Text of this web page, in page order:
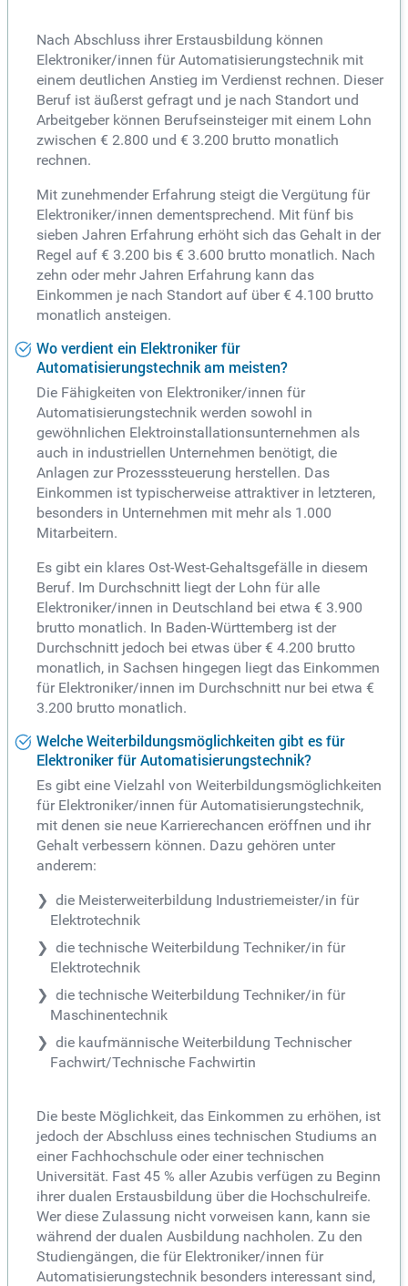
Nach Abschluss ihrer Erstausbildung können
Elektroniker/innen für Automatisierungstechnik mit
einem deutlichen Anstieg im Verdienst rechnen. Dieser
Beruf ist äußerst gefragt und je nach Standort und
Arbeitgeber können Berufseinsteiger mit einem Lohn
zwischen € 2.800 und € 3.200 brutto monatlich
rechnen.
Mit zunehmender Erfahrung steigt die Vergütung für
Elektroniker/innen dementsprechend. Mit fünf bis
sieben Jahren Erfahrung erhöht sich das Gehalt in der
Regel auf € 3.200 bis € 3.600 brutto monatlich. Nach
zehn oder mehr Jahren Erfahrung kann das
Einkommen je nach Standort auf über € 4.100 brutto
monatlich ansteigen.
Wo verdient ein Elektroniker für
Automatisierungstechnik am meisten?
Die Fähigkeiten von Elektroniker/innen für
Automatisierungstechnik werden sowohl in
gewöhnlichen Elektroinstallationsunternehmen als
auch in industriellen Unternehmen benötigt, die
Anlagen zur Prozesssteuerung herstellen. Das
Einkommen ist typischerweise attraktiver in letzteren,
besonders in Unternehmen mit mehr als 1.000
Mitarbeitern.
Es gibt ein klares Ost-West-Gehaltsgefälle in diesem
Beruf. Im Durchschnitt liegt der Lohn für alle
Elektroniker/innen in Deutschland bei etwa € 3.900
brutto monatlich. In Baden-Württemberg ist der
Durchschnitt jedoch bei etwas über € 4.200 brutto
monatlich, in Sachsen hingegen liegt das Einkommen
für Elektroniker/innen im Durchschnitt nur bei etwa €
3.200 brutto monatlich.
Welche Weiterbildungsmöglichkeiten gibt es für
Elektroniker für Automatisierungstechnik?
Es gibt eine Vielzahl von Weiterbildungsmöglichkeiten
für Elektroniker/innen für Automatisierungstechnik,
mit denen sie neue Karrierechancen eröffnen und ihr
Gehalt verbessern können. Dazu gehören unter
anderem:
die Meisterweiterbildung Industriemeister/in für
Elektrotechnik
die technische Weiterbildung Techniker/in für
Elektrotechnik
die technische Weiterbildung Techniker/in für
Maschinentechnik
die kaufmännische Weiterbildung Technischer
Fachwirt/Technische Fachwirtin
Die beste Möglichkeit, das Einkommen zu erhöhen, ist
jedoch der Abschluss eines technischen Studiums an
einer Fachhochschule oder einer technischen
Universität. Fast 45 % aller Azubis verfügen zu Beginn
ihrer dualen Erstausbildung über die Hochschulreife.
Wer diese Zulassung nicht vorweisen kann, kann sie
während der dualen Ausbildung nachholen. Zu den
Studiengängen, die für Elektroniker/innen für
Automatisierungstechnik besonders interessant sind,